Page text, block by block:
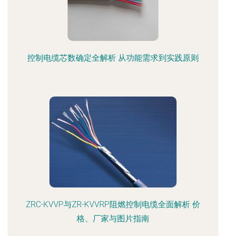
控制电缆芯数确定全解析 从功能需求到实践原则
ZRC-KVVP与ZR-KVVRP阻燃控制电缆全面解析 价
格、厂家与图片指南